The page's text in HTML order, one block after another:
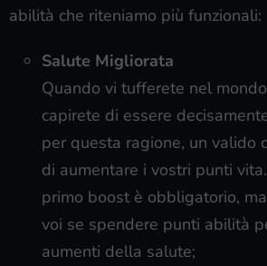
abilità che riteniamo più funzionali:
Salute Migliorata
Quando vi tufferete nel
capirete di essere
per questa ragione, un valido
di aumentare i vostri punti
primo boost è obbligatorio,
voi se spendere punti abilità
aumenti della salute;